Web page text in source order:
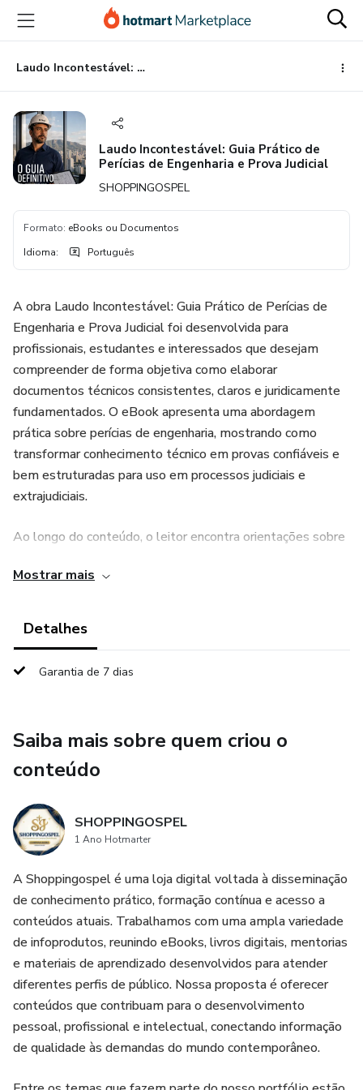
para
conteúdo
principal
para
pagamento
para
rodapé
Laudo Incontestável: Guia Prático de Perícias de Engenharia e Prova Judicial
Laudo Incontestável: Guia Prático de
Perícias de Engenharia e Prova Judicial
SHOPPINGOSPEL
Formato: eBooks ou Documentos
Idioma: Português
A obra Laudo Incontestável: Guia Prático de Perícias de
Engenharia e Prova Judicial foi desenvolvida para
profissionais, estudantes e interessados que desejam
compreender de forma objetiva como elaborar
documentos técnicos consistentes, claros e juridicamente
fundamentados. O eBook apresenta uma abordagem
prática sobre perícias de engenharia, mostrando como
transformar conhecimento técnico em provas confiáveis e
bem estruturadas para uso em processos judiciais e
extrajudiciais.
Ao longo do conteúdo, o leitor encontra orientações sobre
metodológica, interpretação de evidências, estruturação de
linguagem precisa e coerente. O material também destaca
e da clareza na comunicação, fatores essenciais para que
Mais do que um material teórico, “Laudo Incontestável” foi
pensado como um guia de aplicação prática. Seu objetivo é
profissional e maior entendimento sobre a relação entre
engenharia, perícia e prova judicial. É uma leitura útil para
quem deseja aprimorar habilidades, evitar erros recorrentes
e produzir documentos técnicos com maior qualidade,
solidez e confiabilidade.
Mostrar mais
Detalhes
Garantia de 7 dias
Saiba mais sobre quem criou o
conteúdo
SHOPPINGOSPEL
1 Ano Hotmarter
A Shoppingospel é uma loja digital voltada à disseminação
de conhecimento prático, formação contínua e acesso a
conteúdos atuais. Trabalhamos com uma ampla variedade
de infoprodutos, reunindo eBooks, livros digitais, mentorias
e materiais de aprendizado desenvolvidos para atender
diferentes perfis de público. Nossa proposta é oferecer
conteúdos que contribuam para o desenvolvimento
pessoal, profissional e intelectual, conectando informação
de qualidade às demandas do mundo contemporâneo.